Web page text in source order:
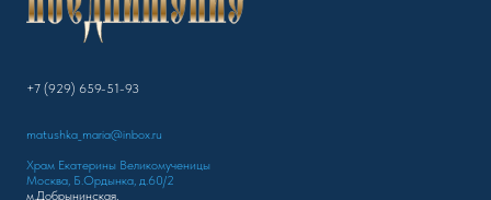
+7 (929) 659-51-93
matushka_maria@inbox.ru
Храм Екатерины Великомученицы
Москва, Б.Ордынка, д.60/2
м.Добрынинская,